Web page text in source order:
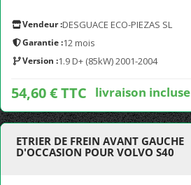
Vendeur :DESGUACE ECO-PIEZAS SL
Garantie :12 mois
Version :1.9 D+ (85kW) 2001-2004
54,60 € TTC livraison incluse
ETRIER DE FREIN AVANT GAUCHE
D'OCCASION POUR VOLVO S40